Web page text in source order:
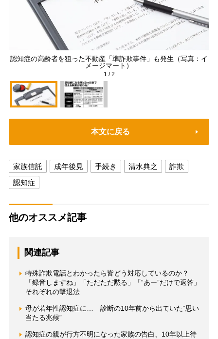
認知症の高齢者を狙った不動産「準詐欺事件」も発生（写真：イ
メージマート）
1 /2
本文に戻る
家族信託 成年後見 手続き 清水典之
詐欺
認知症
他のオススメ記事
関連記事
特殊詐欺電話とわかったら皆どう対応しているのか？
「録音しますね」「ただただ黙る」「“あー”だけで返答」
それぞれの撃退法
母が若年性認知症に… 診断の10年前から出ていた“思い
当たる兆候”
認知症の親が行方不明になった家族の告白、10年以上待